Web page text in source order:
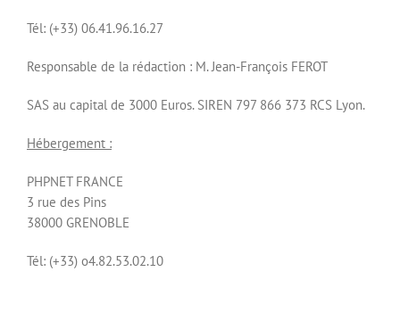
Tél: (+33) 06.41.96.16.27
Responsable de la rédaction : M. Jean-François FEROT
SAS au capital de 3000 Euros. SIREN 797 866 373 RCS Lyon.
Hébergement :
PHPNET FRANCE
3 rue des Pins
38000 GRENOBLE
Tél: (+33) o4.82.53.02.10